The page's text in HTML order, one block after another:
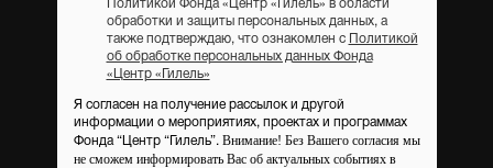
Политикой Фонда «Центр «Гилель» в области
обработки и защиты персональных данных, а
также подтверждаю, что ознакомлен с
Политикой
об обработке персональных данных Фонда
«Центр «Гилель»
Я согласен на получение рассылок и другой
информации о мероприятиях, проектах и программах
Фонда “Центр “Гилель”. Внимание! Без Вашего согласия мы
не сможем информировать Вас об актуальных событиях в